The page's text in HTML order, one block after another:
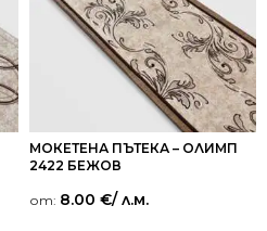
МОКЕТЕНА ПЪТЕКА – ОЛИМП
2422 БЕЖОВ
от: 8.00 €/ л.м.